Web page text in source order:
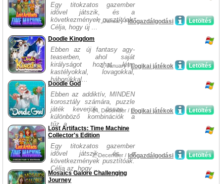
Egy titokzatos gazember
idővel játszik, és a
következmények pusztítóak.
Célja, hogy új ...
Letöltés
7, January /Időgazdálgodási
Doodle Kingdom
Ebben az új fantasy agy-
teaserben, ahol saját
királyságot hozhat létre
kastélyokkal, lovagokkal,
háborúkkal...
Letöltés
1, January /Logikai játékok
Doodle God
Ebben az addiktív, MINDEN
korosztály számára, puzzle
játék keverjük össze a
különböző kombinációk a
tűz, a ...
Letöltés
14, December / Logikai játékok
Lost Artifacts: Time Machine
Collector's Edition
Egy titokzatos gazember
idővel játszik, és a
következmények pusztítóak.
Célja az, hogy ...
Letöltés
2, December / Időgazdálgodási
Mosaics Galore Challenging
Journey